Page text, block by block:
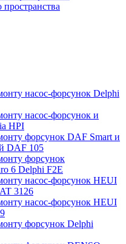
насос-форсунок Delphi
насос-форсунок и
HPI
форсунок DAF Smart и
DAF 105
форсунок
6 Delphi F2E
насос-форсунок HEUI
3126
насос-форсунок HEUI
форсунок Delphi